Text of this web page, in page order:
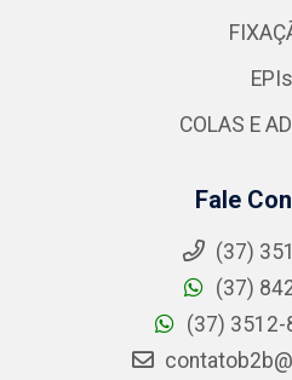
EPIs
COLAS E
Fale
(37)
(37)
(37) 3512-